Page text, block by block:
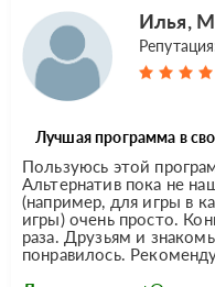
Илья,
Лучшая программа в
Пользуюсь этой
Альтернатив пока не
(например, для игры в
игры) очень просто.
раза. Друзьям и
понравилось.